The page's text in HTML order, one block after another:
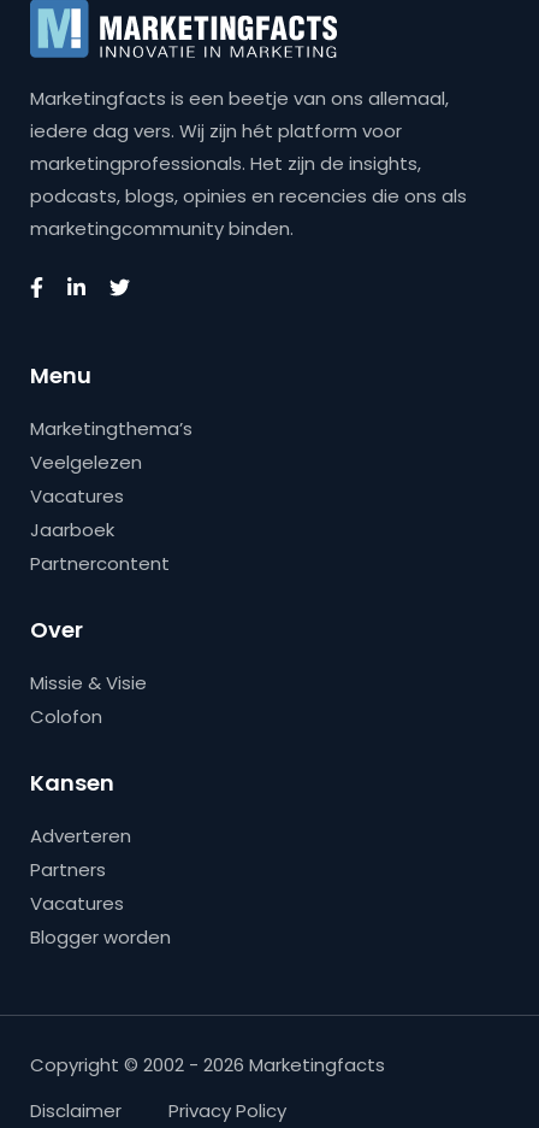
Marketingfacts is een beetje van ons allemaal,
iedere dag vers. Wij zijn hét platform voor
marketingprofessionals. Het zijn de insights,
podcasts, blogs, opinies en recencies die ons als
marketingcommunity binden.
Menu
Marketingthema’s
Veelgelezen
Vacatures
Jaarboek
Partnercontent
Over
Missie & Visie
Colofon
Kansen
Adverteren
Partners
Vacatures
Blogger worden
Copyright © 2002 - 2026 Marketingfacts
Disclaimer
Privacy Policy